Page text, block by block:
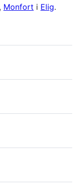
, Monfort i Elig.